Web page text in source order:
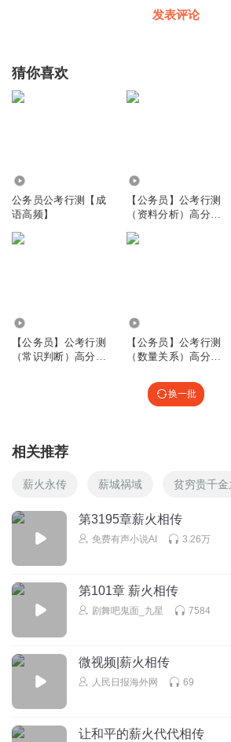
发表评论
猜你喜欢
公务员公考行测【成
语高频】
【公务员】公考行测
（资料分析）高分模
【公务员】公考行测
（常识判断）高分模
【公务员】公考行测
（数量关系）高分模
换一批
相关推荐
薪火永传 薪城祸域 贫穷贵千
第3195章薪火相传
免费有声小说AI 3.26万
第101章 薪火相传
剧舞吧鬼面_九星 7584
微视频|薪火相传
人民日报海外网 69
让和平的薪火代代相传